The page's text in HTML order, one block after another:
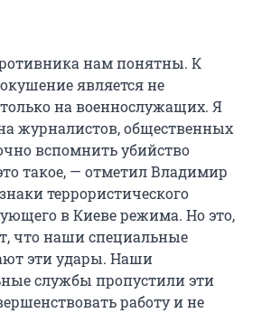
нам понятны. К
является не
на военнослужащих. Я
журналистов, общественных
вспомнить убийство
такое, — отметил Владимир
террористического
в Киеве режима. Но это,
что наши специальные
эти удары. Наши
службы пропустили эти
работу и не